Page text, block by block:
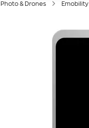
& Drones Emobility